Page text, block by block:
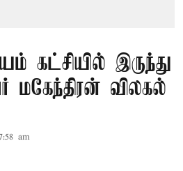
கட்சியில் இருந்து
விலகல்
am